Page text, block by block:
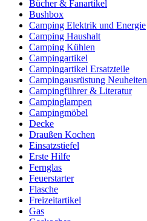
Bücher & Fanartikel
Bushbox
Camping Elektrik und Energie
Camping Haushalt
Camping Kühlen
Campingartikel
Campingartikel Ersatzteile
Campingausrüstung Neuheiten
Campingführer & Literatur
Campinglampen
Campingmöbel
Decke
Draußen Kochen
Einsatzstiefel
Erste Hilfe
Fernglas
Feuerstarter
Flasche
Freizeitartikel
Gas